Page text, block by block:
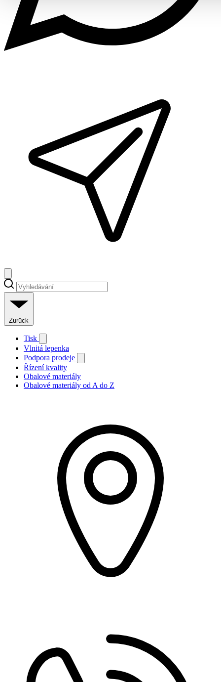
Zurück
Tisk
Vlnitá lepenka
Podpora prodeje
Řízení kvality
Obalové materiály
Obalové materiály od A do Z